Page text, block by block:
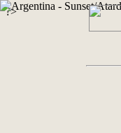
?>